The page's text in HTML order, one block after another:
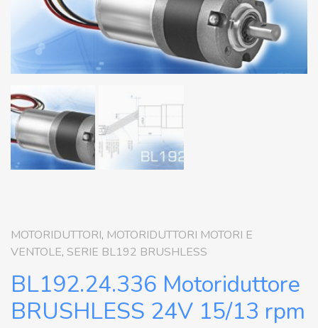
MOTORIDUTTORI, MOTORIDUTTORI MOTORI E
VENTOLE, SERIE BL192 BRUSHLESS
BL192.24.336 Motoriduttore
BRUSHLESS 24V 15/13 rpm